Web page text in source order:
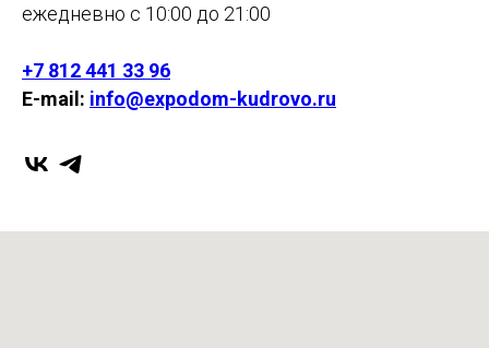
ежедневно с 10:00 до 21:00
+7 812 441 33 96
E-mail: info@expodom-kudrovo.ru